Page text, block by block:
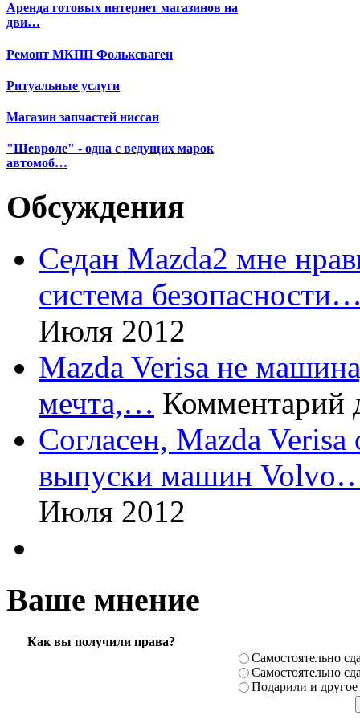
Аренда готовых интернет магазинов на
дви…
Ремонт МКПП Фольксваген
Ритуальные услуги
Магазин запчастей ниссан
"Шевроле" - одна с ведущих марок
автомоб…
Обсуждения
Седан Mazda2 мне
система
Июля 2012
Mazda Verisa не
мечта,… Комментарий
Согласен, Mazda
выпуски машин
Июля 2012
Ваше мнение
Как вы получили права?
Самостоя­тельно
Самостоя­тельно
Подарили­ и другое